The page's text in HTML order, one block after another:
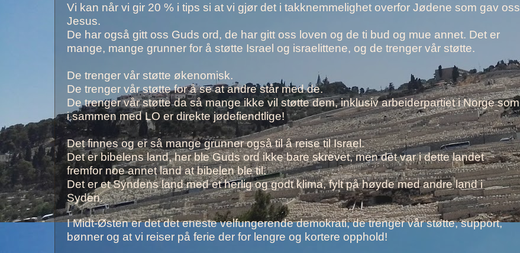
Vi kan når vi gir 20 % i tips si at vi gjør det i takknemmelighet overfor Jødene som gav oss
Jesus.
De har også gitt oss Guds ord, de har gitt oss loven og de ti bud og mue annet. Det er
mange, mange grunner for å støtte Israel og israelittene, og de trenger vår støtte.
De trenger vår støtte økenomisk.
De trenger vår støtte for å se at andre står med de.
De trenger vår støtte da så mange ikke vil støtte dem, inklusiv arbeiderpartiet i Norge som
i sammen med LO er direkte jødefiendtlige!
Det finnes og er så mange grunner også til å reise til Israel.
Det er bibelens land, her ble Guds ord ikke bare skrevet, men det var i dette landet
fremfor noe annet land at bibelen ble til.
Det er et Syndens land med et herlig og godt klima, fylt på høyde med andre land i
Syden.
I Midt-Østen er det det eneste velfungerende demokrati, de trenger vår støtte, support,
bønner og at vi reiser på ferie der for lengre og kortere opphold!